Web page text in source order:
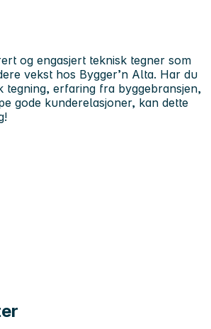
og engasjert teknisk tegner som
vekst hos Bygger’n Alta. Har du
tegning, erfaring fra byggebransjen,
gode kunderelasjoner, kan dette